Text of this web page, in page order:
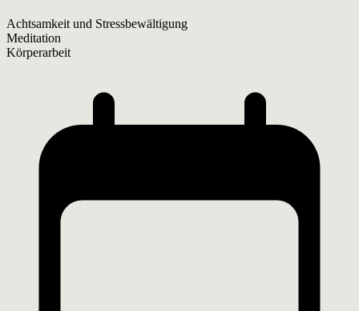
Achtsamkeit und Stressbewältigung
Meditation
Körperarbeit